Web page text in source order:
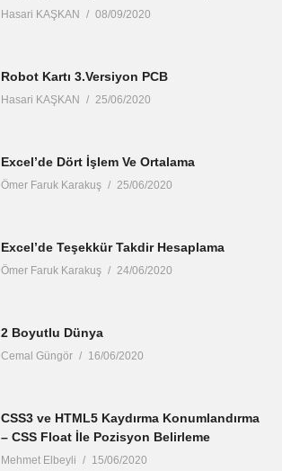
Hasari KAŞKAN 08/09/2020
Robot Kartı 3.Versiyon PCB
Hasari KAŞKAN 25/06/2020
Excel’de Dört İşlem Ve Ortalama
Ömer Faruk Karakuş 25/06/2020
Excel’de Teşekkür Takdir Hesaplama
Ömer Faruk Karakuş 24/06/2020
2 Boyutlu Dünya
Cemal Güngör 16/06/2020
CSS3 ve HTML5 Kaydırma Konumlandırma
– CSS Float İle Pozisyon Belirleme
Mehmet Elbeyli 15/06/2020